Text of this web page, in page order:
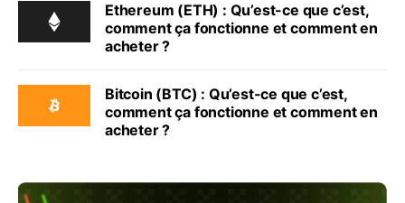
Ethereum (ETH) : Qu’est-ce que c’est,
comment ça fonctionne et comment en
acheter ?
Bitcoin (BTC) : Qu’est-ce que c’est,
comment ça fonctionne et comment en
acheter ?